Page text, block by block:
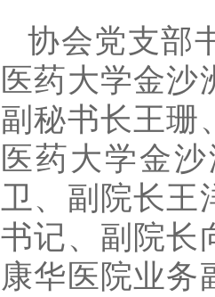
协会党支部
医药大学金
副秘书长王珊
医药大学金
卫、副院长王
书记、副院长
康华医院业务